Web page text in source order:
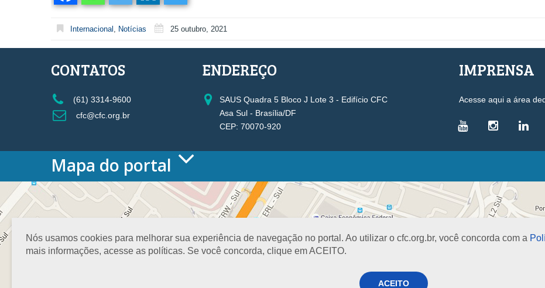
Internacional , Notícias 25 outubro, 2021
Nós usamos cookies para melhorar sua experiência de navegação no portal. Ao utilizar o cfc.org.br, você concorda com a
mais informações, acesse as políticas. Se você concorda, clique em ACEITO.
ACEITO
CONTATOS
(61) 3314-9600
cfc@cfc.org.br
ENDEREÇO
SAUS Quadra 5 Bloco J Lote 3 - Edifício CFC
Asa Sul - Brasília/DF
CEP: 70070-920
IMPRENSA
Acesse aqui a área
Mapa do portal
HOME
O CONSELHO
Conselho Diretor
Planejamento
Organograma
VICE-PRESIDÊNCIAS
Administrativa
Controle Interno
Governança e Gestão Estratégica
Fiscalização, Ética e Disciplina